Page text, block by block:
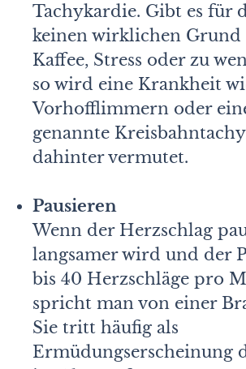
Tachykardie. Gibt es für
keinen wirklichen Grund
Kaffee, Stress oder zu
so wird eine Krankheit
Vorhofflimmern oder
genannte
dahinter vermutet.
Pausieren
Wenn der Herzschlag
langsamer wird und der
bis 40 Herzschläge pro
spricht man von einer
Sie tritt häufig als
Ermüdungserscheinung